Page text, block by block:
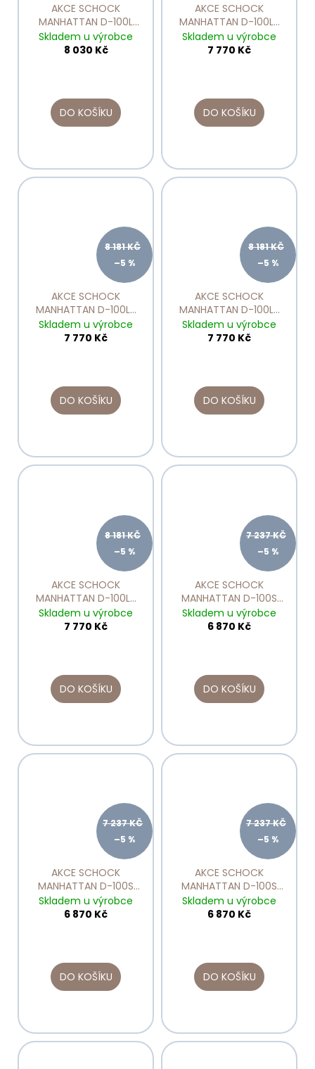
AKCE SCHOCK
MANHATTAN D-100L
Onyx
Skladem u výrobce
8 030 Kč
DO KOŠÍKU
AKCE SCHOCK
MANHATTAN D-100LS
Asphalt
Skladem u výrobce
7 770 Kč
DO KOŠÍKU
8 181 KČ
–5 %
AKCE SCHOCK
MANHATTAN D-100LS
Croma
Skladem u výrobce
7 770 Kč
DO KOŠÍKU
8 181 KČ
–5 %
AKCE SCHOCK
MANHATTAN D-100LS
Nero
Skladem u výrobce
7 770 Kč
DO KOŠÍKU
8 181 KČ
–5 %
AKCE SCHOCK
MANHATTAN D-100LS
Onyx
Skladem u výrobce
7 770 Kč
DO KOŠÍKU
7 237 KČ
–5 %
AKCE SCHOCK
MANHATTAN D-100S
Asphalt
Skladem u výrobce
6 870 Kč
DO KOŠÍKU
7 237 KČ
–5 %
AKCE SCHOCK
MANHATTAN D-100S
Croma
Skladem u výrobce
6 870 Kč
DO KOŠÍKU
7 237 KČ
–5 %
AKCE SCHOCK
MANHATTAN D-100S
Nero
Skladem u výrobce
6 870 Kč
DO KOŠÍKU